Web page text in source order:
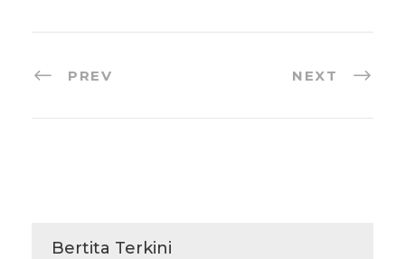
PREV NEXT
Bertita Terkini